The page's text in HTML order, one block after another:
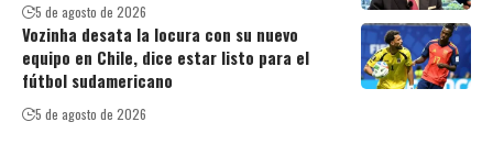
5 de agosto de 2026
Vozinha desata la locura con su nuevo
equipo en Chile, dice estar listo para el
fútbol sudamericano
5 de agosto de 2026